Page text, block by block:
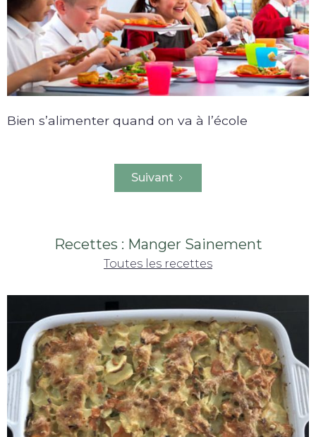
Bien s’alimenter quand on va à l’école
Suivant
Recettes : Manger Sainement
Toutes les recettes